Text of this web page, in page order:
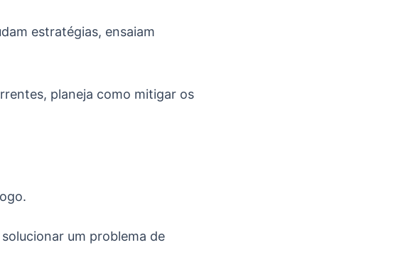
estratégias, ensaiam
planeja como mitigar os
um problema de